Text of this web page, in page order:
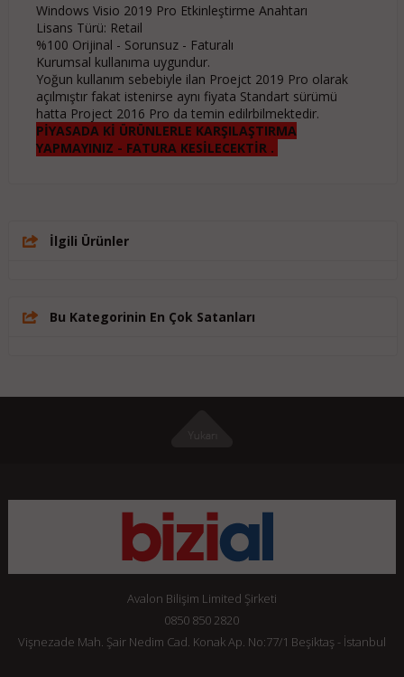
Windows Visio 2019 Pro Etkinleştirme Anahtarı
Lisans Türü: Retail
%100 Orijinal - Sorunsuz - Faturalı
Kurumsal kullanıma uygundur.
Yoğun kullanım sebebiyle ilan Proejct 2019 Pro olarak
açılmıştır fakat istenirse aynı fiyata Standart sürümü
hatta Project 2016 Pro da temin edilrbilmektedir.
PİYASADA Kİ ÜRÜNLERLE KARŞILAŞTIRMA
YAPMAYINIZ - FATURA KESİLECEKTİR .
İlgili Ürünler
Bu Kategorinin En Çok Satanları
Avalon Bilişim Limited Şirketi
0850 850 2820
Vişnezade Mah. Şair Nedim Cad. Konak Ap. No:77/1 Beşiktaş - İstanbul